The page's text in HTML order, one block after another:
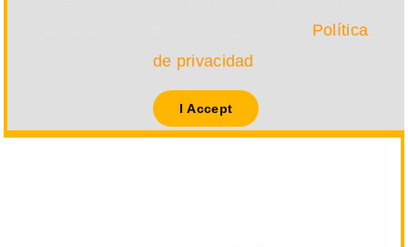
Política
de privacidad
I Accept